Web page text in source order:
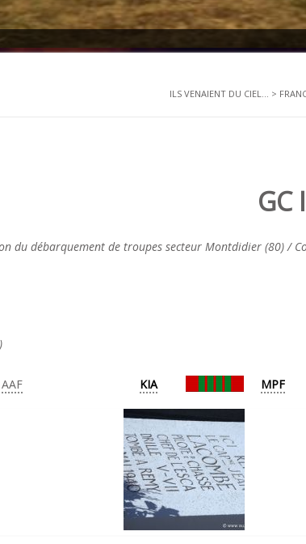
ILS VENAIENT DU CIEL... >
GC
du débarquement de troupes secteur Montdidier (80) /
AAF KIA MPF